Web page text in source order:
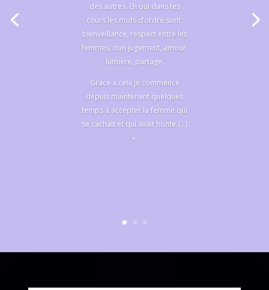
des autres. Eh oui dans tes
cours les mots d’ordre sont
bienveillance, respect entre les
femmes, non jugement,.amour,
lumière, partage.
Grace a cela je commence
depuis maintenant quelques
temps à accepter la femme qui
se cachait et qui avait honte.(…)
«